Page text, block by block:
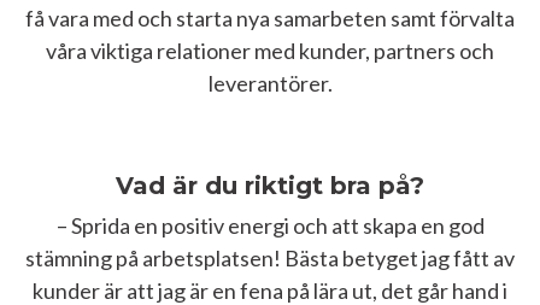
få vara med och starta nya samarbeten samt förvalta
våra viktiga relationer med kunder, partners och
leverantörer.
Vad är du riktigt bra på?
– Sprida en positiv energi och att skapa en god
stämning på arbetsplatsen! Bästa betyget jag fått av
kunder är att jag är en fena på lära ut, det går hand i